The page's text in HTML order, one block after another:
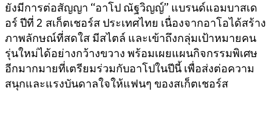
ยังมีการต่อสัญญา “อาโป ณัฐวิญญ์” แบรนด์แอมบาสเด
อร์ ปีที่ 2 สเก็ตเชอร์ส ประเทศไทย เนื่องจากอาโอได้สร้าง
ภาพลักษณ์ที่สดใส มีสไตล์ และเข้าถึงกลุ่มเป้าหมายคน
รุ่นใหม่ได้อย่างกว้างขวาง พร้อมเผยแผนกิจกรรมพิเศษ
อีกมากมายที่เตรียมร่วมกับอาโปในปีนี้ เพื่อส่งต่อความ
สนุกและแรงบันดาลใจให้แฟนๆ ของสเก็ตเชอร์ส